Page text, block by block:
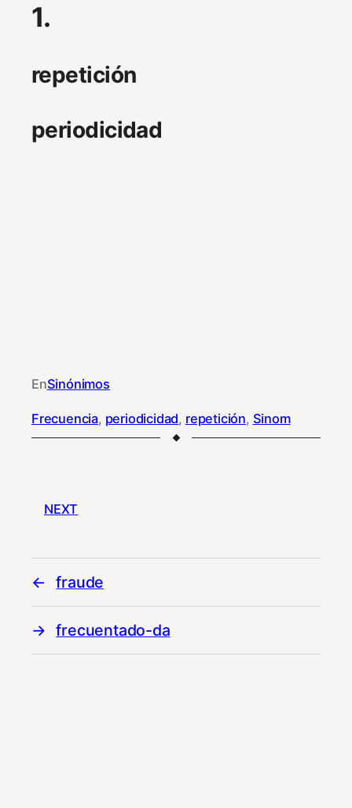
1.
repetición
periodicidad
EnSinónimos
Frecuencia, periodicidad, repetición, Sinom
NEXT
fraude
frecuentado-da